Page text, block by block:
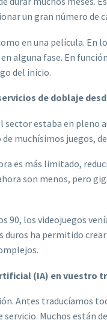
un gran número de
en una película. En
alguna fase. En
del inicio.
de doblaje
sector estaba en pleno
muchísimos juegos,
es más limitado,
son menos, pero
los videojuegos
duros ha permitido
(IA) en vuestro
Antes traducíamos
servicio. Muchos están